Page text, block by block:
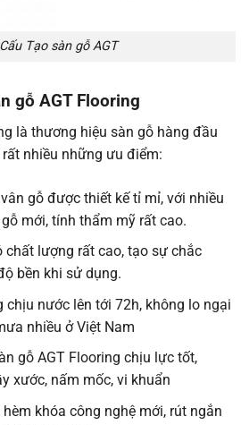
Cấu Tạo sàn gỗ AGT
gỗ AGT Flooring
là thương hiệu sàn gỗ hàng đầu
nhiều những ưu điểm:
gỗ được thiết kế tỉ mỉ, với nhiều
mới, tính thẩm mỹ rất cao.
chất lượng rất cao, tạo sự chắc
bền khi sử dụng.
chịu nước lên tới 72h, không lo ngại
nhiều ở Việt Nam
gỗ AGT Flooring chịu lực tốt,
xước, nấm mốc, vi khuẩn
hèm khóa công nghệ mới, rút ngắn